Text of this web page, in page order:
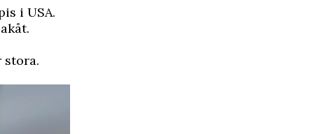
i USA.
stora.